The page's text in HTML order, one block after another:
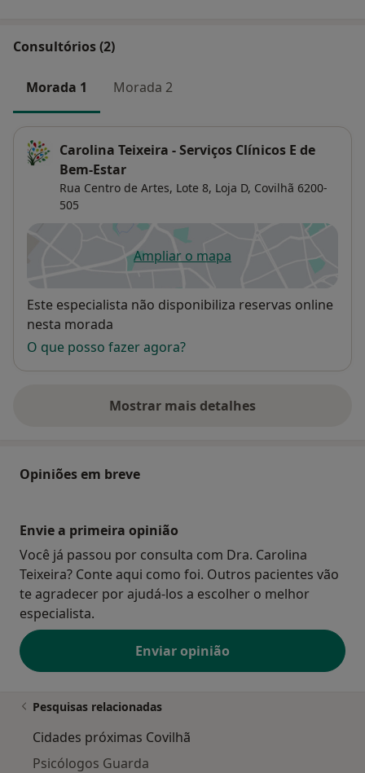
Consultórios (2)
Morada 1 Morada 2
Carolina Teixeira - Serviços Clínicos E de
Bem-Estar
Rua Centro de Artes, Lote 8, Loja D, Covilhã 6200-
505
Ampliar o mapaabre num novo separador
Disponibilidade
Este especialista não disponibiliza reservas online
nesta morada
O que posso fazer agora?
Mostrar mais detalhes
sobre o endereço
Opiniões em breve
Envie a primeira opinião
Você já passou por consulta com Dra. Carolina
Teixeira? Conte aqui como foi. Outros pacientes vão
te agradecer por ajudá-los a escolher o melhor
especialista.
Enviar opinião
Pesquisas relacionadas
Cidades próximas Covilhã
Psicólogos Guarda